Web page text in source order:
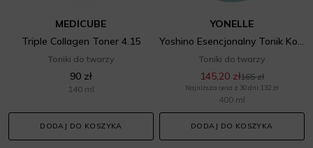
MEDICUBE
Triple Collagen Toner 4.15
Toniki do twarzy
90 zł
140 ml
DODAJ DO KOSZYKA
YONELLE
Yoshino Esencjonalny Tonik Kojący
Toniki do twarzy
145,20 zł165 zł
Najniższa cena z 30 dni: 132 zł
400 ml
DODAJ DO KOSZYKA